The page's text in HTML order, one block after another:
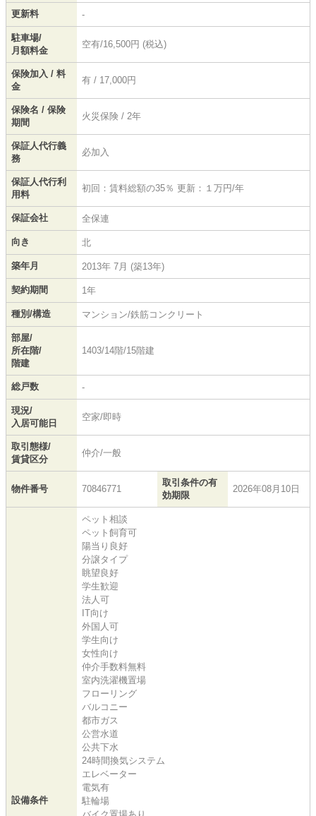
更新料 -
駐車場/
月額料金
空有/16,500円 (税込)
保険加入 / 料
金
有 / 17,000円
保険名 / 保険
期間
火災保険 / 2年
保証人代行義
務
必加入
保証人代行利
用料
初回：賃料総額の35％ 更新：１万円/年
保証会社 全保連
向き 北
築年月 2013年 7月 (築13年)
契約期間 1年
種別/構造 マンション/鉄筋コンクリート
部屋/
所在階/
階建
1403/14階/15階建
総戸数 -
現況/
入居可能日
空家/即時
取引態様/
賃貸区分
仲介/一般
物件番号 70846771
取引条件の有
効期限
2026年08月10日
設備条件
ペット相談
ペット飼育可
陽当り良好
分譲タイプ
眺望良好
学生歓迎
法人可
IT向け
外国人可
学生向け
女性向け
仲介手数料無料
室内洗濯機置場
フローリング
バルコニー
都市ガス
公営水道
公共下水
24時間換気システム
エレベーター
電気有
駐輪場